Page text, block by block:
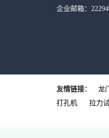
企业邮箱：
友情链接： 龙
打孔机
拉力